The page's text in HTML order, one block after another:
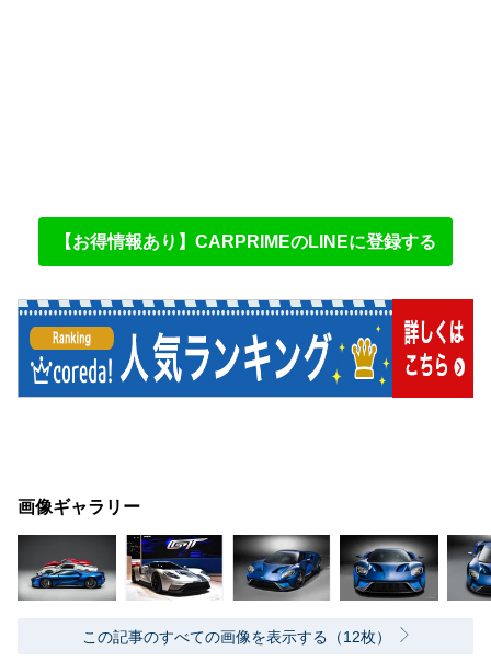
【お得情報あり】CARPRIMEのLINEに登録する
画像ギャラリー
この記事のすべての画像を表示する（12枚）